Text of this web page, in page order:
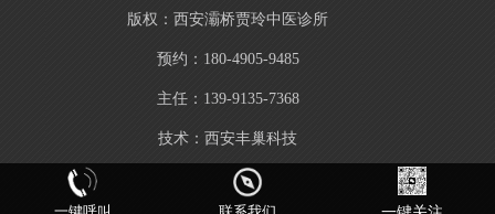
版权：西安灞桥贾玲中医诊所
预约：180-4905-9485
主任：139-9135-7368
技术：西安丰巢科技